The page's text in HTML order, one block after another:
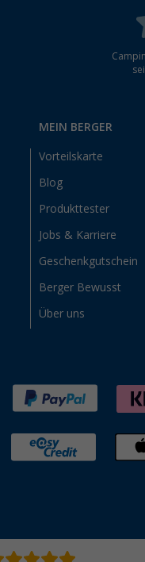
MEIN BERGER
Vorteilskarte
Blog
Produkttester
Jobs & Karriere
Geschenkgutschein
Berger Bewusst
Über uns